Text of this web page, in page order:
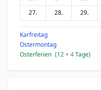
27.
28. 29.
Karfreitag
Ostermontag
Osterferien (12+ 4Tage)